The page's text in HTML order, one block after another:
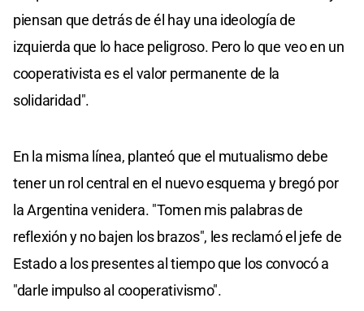
piensan que detrás de él hay una ideología de
izquierda que lo hace peligroso. Pero lo que veo en un
cooperativista es el valor permanente de la
solidaridad".
En la misma línea, planteó que el mutualismo debe
tener un rol central en el nuevo esquema y bregó por
la Argentina venidera. "Tomen mis palabras de
reflexión y no bajen los brazos", les reclamó el jefe de
Estado a los presentes al tiempo que los convocó a
"darle impulso al cooperativismo".